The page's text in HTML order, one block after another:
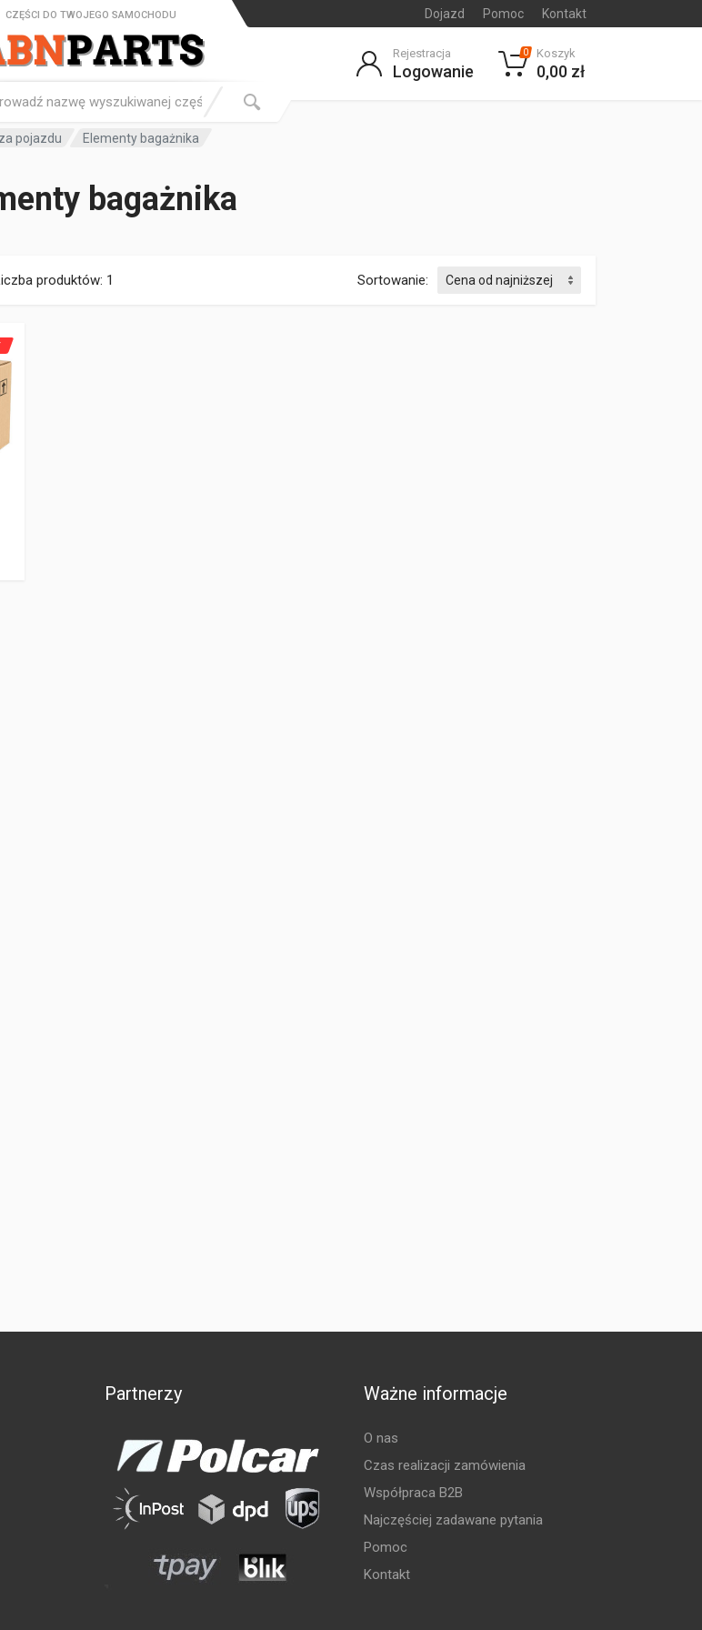
Dojazd Pomoc Kontakt
CZĘŚCI DO TWOJEGO SAMOCHODU
Rejestracja
Logowanie
0 Koszyk
0,00 zł
pojazdu Elementy bagażnika
bagażnika
produktów: 1 Sortowanie:
Partnerzy Ważne informacje
O nas
Czas realizacji zamówienia
Współpraca B2B
Najczęściej zadawane pytania
Pomoc
Kontakt